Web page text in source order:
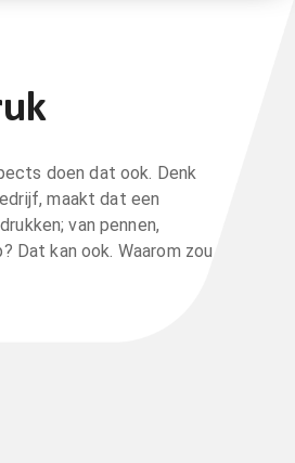
doen dat ook. Denk
maakt dat een
van pennen,
Dat kan ook. Waarom zou